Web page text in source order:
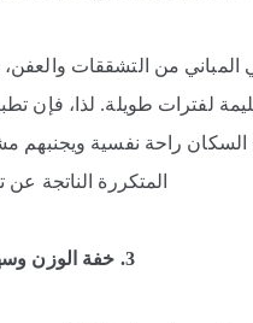
المباني من التشققات
سليمة لفترات طويلة. لذا، فإن
السكان راحة نفسية ويجنبهم
المتكررة الناتجة
3. خفة الوزن وسهولة التطبيق